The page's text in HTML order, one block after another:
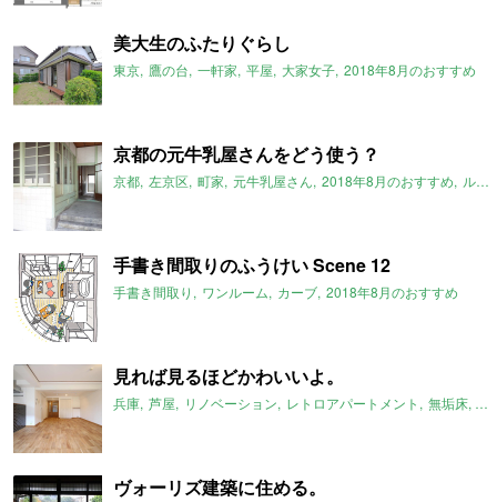
美大生のふたりぐらし
東京 鷹の台 一軒家 平屋 大家女子 2018年8月のおすすめ
京都の元牛乳屋さんをどう使う？
京都 左京区 町家 元牛乳屋さん 2018年8月のおすすめ ルームマーケット
手書き間取りのふうけい Scene 12
手書き間取り ワンルーム カーブ 2018年8月のおすすめ
見れば見るほどかわいいよ。
兵庫 芦屋 リノベーション レトロアパートメント 無垢床
ヴォーリズ建築に住める。